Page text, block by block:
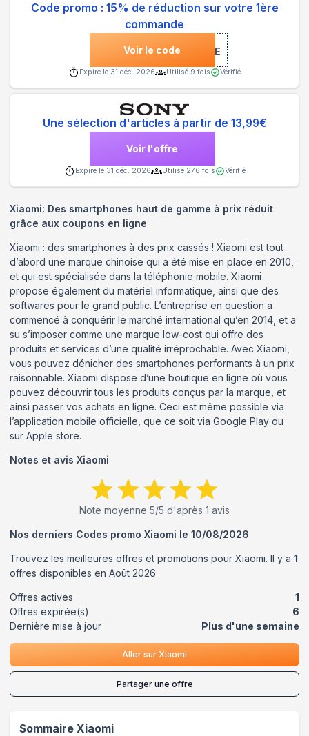
Code promo : 15% de réduction sur votre 1ère
commande
Voir le code
***BIENVENUE
Expire le 31 déc. 2026 Utilisé 9 fois Vérifié
Une sélection d'articles à partir de 13,99€
Voir l'offre
Expire le 31 déc. 2026 Utilisé 276 fois Vérifié
Xiaomi: Des smartphones haut de gamme à prix réduit
grâce aux coupons en ligne
Xiaomi : des smartphones à des prix cassés ! Xiaomi est tout
d’abord une marque chinoise qui a été mise en place en 2010,
et qui est spécialisée dans la téléphonie mobile. Xiaomi
propose également du matériel informatique, ainsi que des
softwares pour le grand public. L’entreprise en question a
commencé à conquérir le marché international qu’en 2014, et a
su s’imposer comme une marque low-cost qui offre des
produits et services d’une qualité irréprochable. Avec Xiaomi,
vous pouvez dénicher des smartphones performants à un prix
raisonnable. Xiaomi dispose d’une boutique en ligne où vous
pouvez découvrir tous les produits conçus par la marque, et
ainsi passer vos achats en ligne. Ceci est même possible via
l’application mobile officielle, que ce soit via Google Play ou
sur Apple store.
Notes et avis Xiaomi
Note moyenne 5/5 d'après 1 avis
Nos derniers Codes promo Xiaomi le 10/08/2026
Trouvez les meilleures offres et promotions pour Xiaomi. Il y a 1
offres disponibles en Août 2026
Offres actives
1
Offres expirée(s)
6
Dernière mise à jour
Plus d'une semaine
Aller sur Xiaomi
Partager une offre
Sommaire Xiaomi